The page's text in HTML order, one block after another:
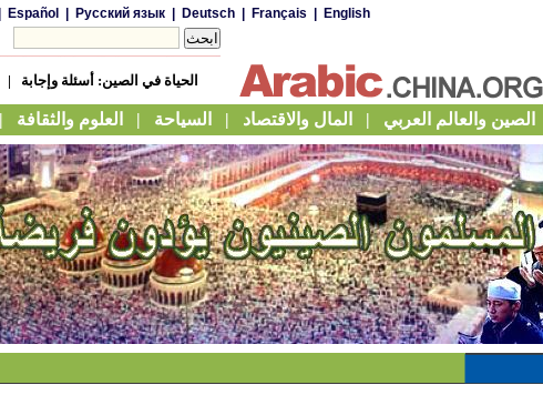
Español Русский язык Deutsch Français English
الحياة في الصين: أسئلة وإجابة
الصين والعالم العربي | المال والاقتصاد | السياحة | العلوم والثقافة |